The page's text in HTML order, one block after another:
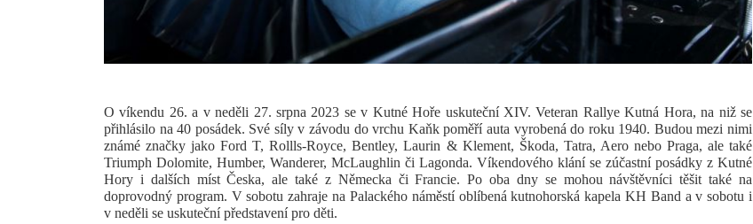
O víkendu 26. a v neděli 27. srpna 2023 se v Kutné Hoře uskuteční XIV. Veteran Rallye Kutná Hora, na niž se
přihlásilo na 40 posádek. Své síly v závodu do vrchu Kaňk poměří auta vyrobená do roku 1940. Budou mezi nimi
známé značky jakoFord T, Rollls-Royce, Bentley, Laurin & Klement, Škoda, Tatra, Aero nebo Praga, aletaké
Triumph Dolomite, Humber, Wanderer, McLaughlin či Lagonda. Víkendového klání se zúčastní posádky z Kutné
Hory i dalších míst Česka, ale také z Německa či Francie. Po oba dny se mohou návštěvníci těšit také na
doprovodný program. V sobotu zahraje na Palackého náměstí oblíbená kutnohorská kapela KH Band a v sobotu i
v neděli se uskuteční představení pro děti.